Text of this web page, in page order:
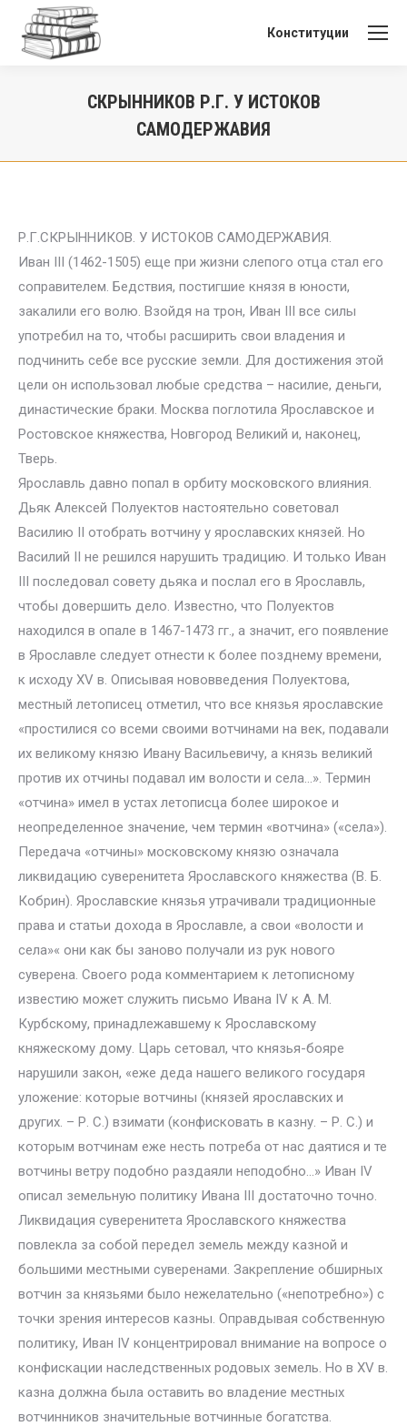
Конституции
СКРЫННИКОВ Р.Г. У ИСТОКОВ
САМОДЕРЖАВИЯ
Р.Г.СКРЫННИКОВ. У ИСТОКОВ САМОДЕРЖАВИЯ.
Иван III (1462-1505) еще при жизни слепого отца стал его
соправителем. Бедствия, постигшие князя в юности,
закалили его волю. Взойдя на трон, Иван III все силы
употребил на то, чтобы расширить свои владения и
подчинить себе все русские земли. Для достижения этой
цели он использовал любые средства – насилие, деньги,
династические браки. Москва поглотила Ярославское и
Ростовское княжества, Новгород Великий и, наконец,
Тверь.
Ярославль давно попал в орбиту московского влияния.
Дьяк Алексей Полуектов настоятельно советовал
Василию II отобрать вотчину у ярославских князей. Но
Василий II не решился нарушить традицию. И только Иван
III последовал совету дьяка и послал его в Ярославль,
чтобы довершить дело. Известно, что Полуектов
находился в опале в 1467-1473 гг., а значит, его появление
в Ярославле следует отнести к более позднему времени,
к исходу XV в. Описывая нововведения Полуектова,
местный летописец отметил, что все князья ярославские
«простилися со всеми своими вотчинами на век, подавали
их великому князю Ивану Васильевичу, а князь великий
против их отчины подавал им волости и села…». Термин
«отчина» имел в устах летописца более широкое и
неопределенное значение, чем термин «вотчина» («села»).
Передача «отчины» московскому князю означала
ликвидацию суверенитета Ярославского княжества (В. Б.
Кобрин). Ярославские князья утрачивали традиционные
права и статьи дохода в Ярославле, а свои «волости и
села»« они как бы заново получали из рук нового
суверена. Своего рода комментарием к летописному
известию может служить письмо Ивана IV к А. М.
Курбскому, принадлежавшему к Ярославскому
княжескому дому. Царь сетовал, что князья-бояре
нарушили закон, «еже деда нашего великого государя
уложение: которые вотчины (князей ярославских и
других. – Р. С.) взимати (конфисковать в казну. – Р. С.) и
которым вотчинам еже несть потреба от нас даятися и те
вотчины ветру подобно раздаяли неподобно…» Иван IV
описал земельную политику Ивана III достаточно точно.
Ликвидация суверенитета Ярославского княжества
повлекла за собой передел земель между казной и
большими местными суверенами. Закрепление обширных
вотчин за князьями было нежелательно («непотребно») с
точки зрения интересов казны. Оправдывая собственную
политику, Иван IV концентрировал внимание на вопросе о
конфискации наследственных родовых земель. Но в XV в.
казна должна была оставить во владение местных
вотчинников значительные вотчинные богатства.